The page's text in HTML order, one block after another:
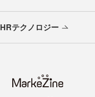
HRテクノロジー